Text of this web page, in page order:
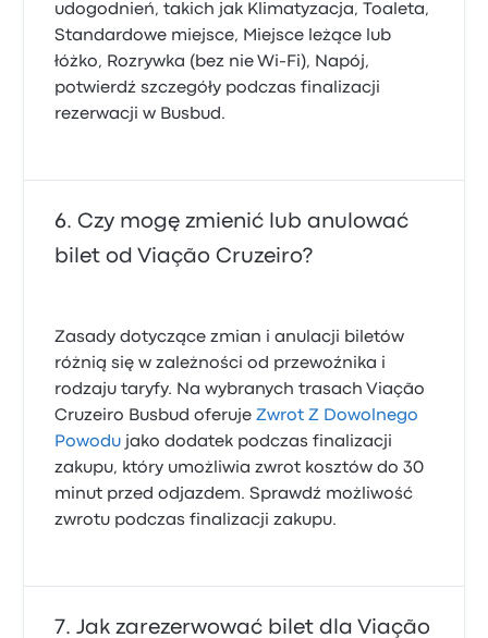
udogodnień, takich jak Klimatyzacja, Toaleta,
Standardowe miejsce, Miejsce leżące lub
łóżko, Rozrywka (bez nie Wi-Fi), Napój,
potwierdź szczegóły podczas finalizacji
rezerwacji w Busbud.
Czy mogę zmienić lub anulować
bilet od Viação Cruzeiro?
Zasady dotyczące zmian i anulacji biletów
różnią się w zależności od przewoźnika i
rodzaju taryfy. Na wybranych trasach Viação
Cruzeiro Busbud oferujeZwrot Z Dowolnego
Powodu jako dodatek podczas finalizacji
zakupu, który umożliwia zwrot kosztów do 30
minut przed odjazdem. Sprawdź możliwość
zwrotu podczas finalizacji zakupu.
Jak zarezerwować bilet dla Viação